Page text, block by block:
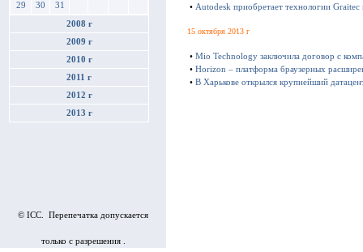
29
30 31
2008 г
2009 г
2010 г
2011 г
2012 г
2013 г
© ICC. Перепечатка допускается
только с разрешения .
• Autodesk приобретает технологии
15 октября 2013 г
• Mio Technology заключила договор с
• Horizon – платформа браузерных
• В Харькове открылся крупнейший